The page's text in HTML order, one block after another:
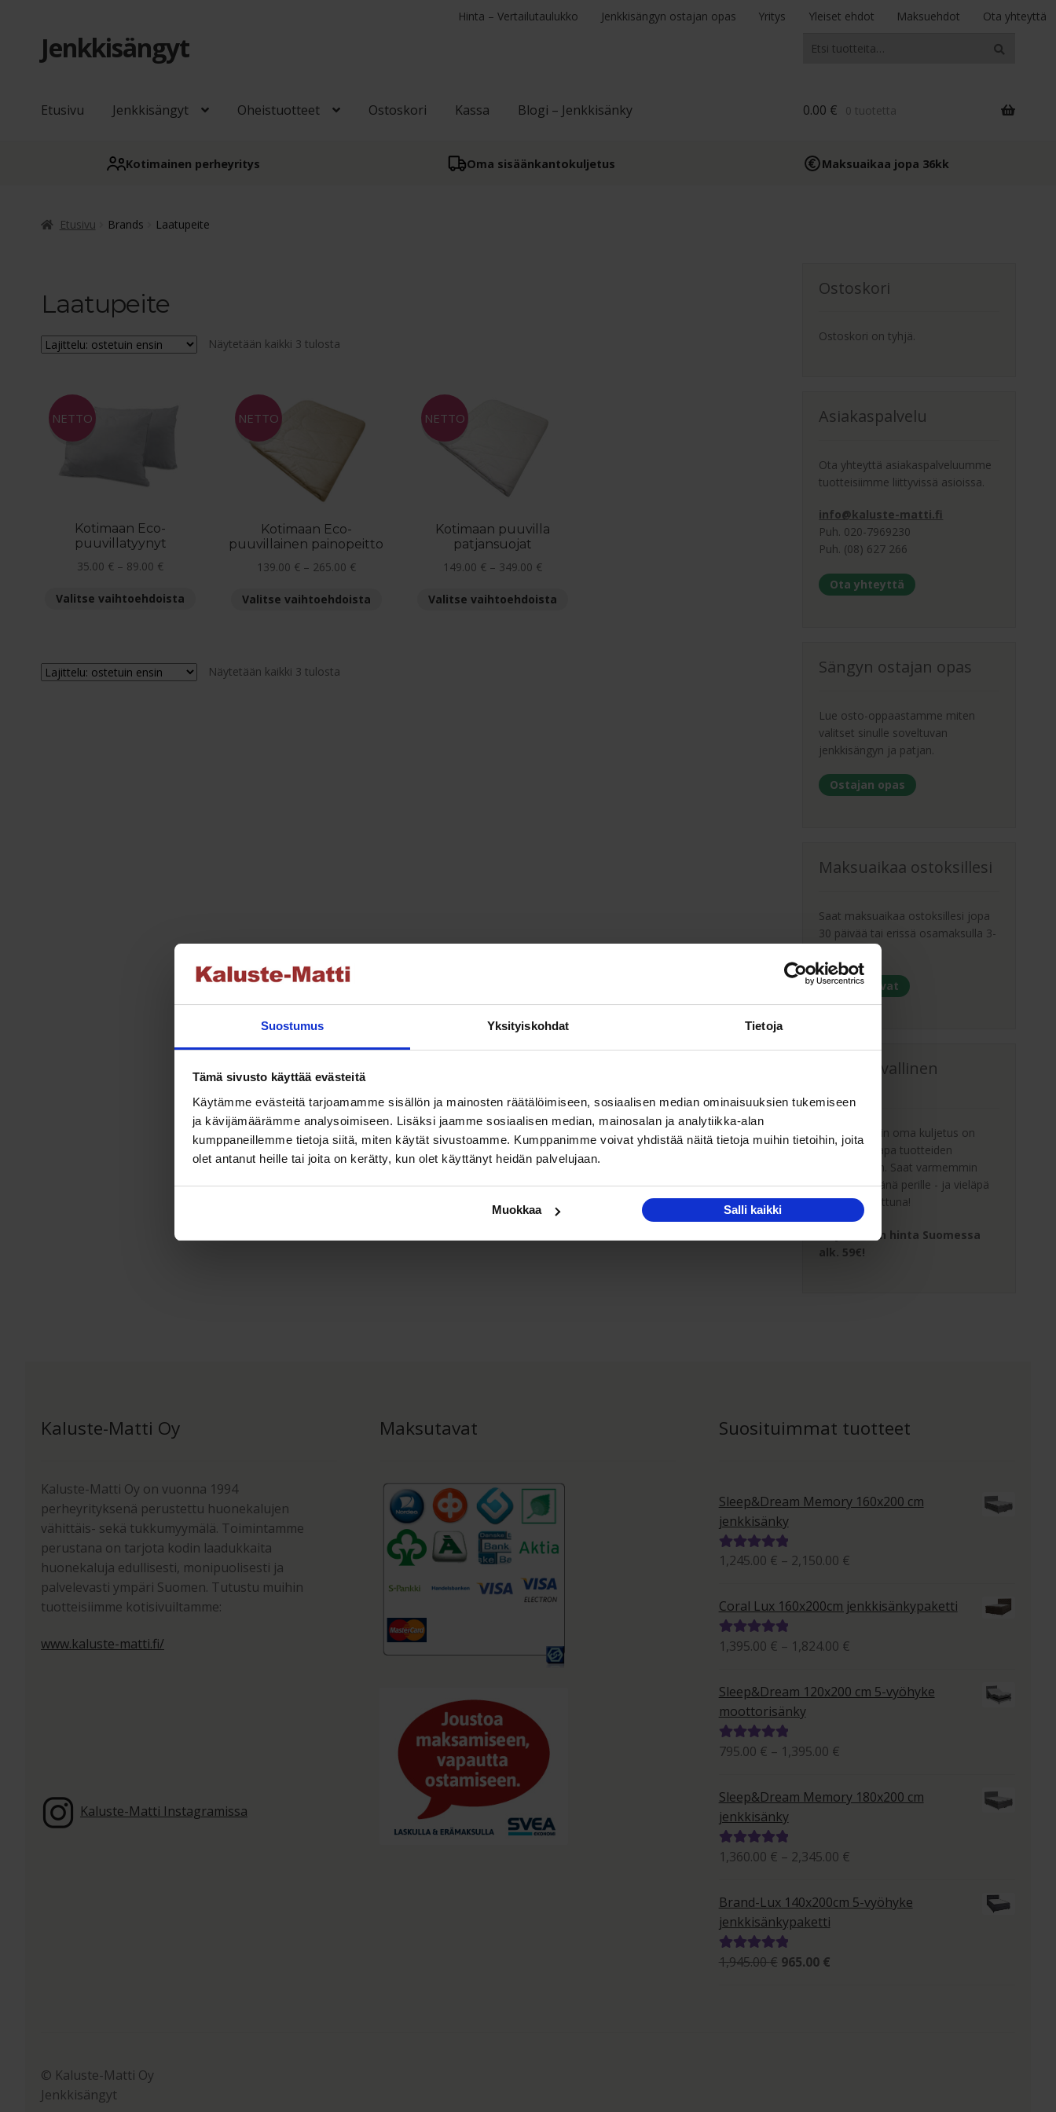
Suostumus Yksityiskohdat Tietoja
Tämä sivusto käyttää evästeitä
Käytämme evästeitä tarjoamamme sisällön ja mainosten räätälöimiseen, sosiaalisen median ominaisuuksien tukemiseen
ja kävijämäärämme analysoimiseen. Lisäksi jaamme sosiaalisen median, mainosalan ja analytiikka-alan
kumppaneillemme tietoja siitä, miten käytät sivustoamme. Kumppanimme voivat yhdistää näitä tietoja muihin tietoihin, joita
olet antanut heille tai joita on kerätty, kun olet käyttänyt heidän palvelujaan.
Muokkaa Salli kaikki
Siirry
navigointiin
Siirry
sisältöön
Jenkkisängyt
Hinta – Vertailutaulukko Jenkkisängyn ostajan opas Yritys Yleiset ehdot Maksuehdot
Ota yhteyttä
Haku
Etusivu Jenkkisängyt Oheistuotteet Ostoskori Kassa Blogi – Jenkkisänky 0.00 € 0 tuotetta
Kotimainen perheyritys Oma sisään­kantokuljetus Maksuaikaa jopa 36kk
Etusivu Brands Laatupeite
Laatupeite
Näytetään kaikki 3 tulosta
Kotimaan Eco-
puuvillatyynyt
NETTO
35.00 € – 89.00 €
-
Valitse vaihtoehdoista
muunnelma.
Voit
Kotimaan Eco-
puuvillainen painopeitto
NETTO
139.00 € – 265.00 €Hintaluokka:
-
Valitse vaihtoehdoista
Kotimaan puuvilla
patjansuojat
NETTO
149.00 € – 349.00 €Hintaluokka:
-
Valitse vaihtoehdoista
Näytetään kaikki 3 tulosta
Ostoskori
Ostoskori on tyhjä.
Asiakaspalvelu
Ota yhteyttä asiakaspalveluumme
tuotteisiimme liittyvissä asioissa.
info@kaluste-matti.fi
Puh. 020-7969230
Puh. (08) 627 266
Ota yhteyttä
Sängyn ostajan opas
Lue osto-oppaastamme miten
valitset sinulle soveltuvan
jenkkisängyn ja patjan.
Ostajan opas
Maksuaikaa ostoksillesi
Saat maksuaikaa ostoksillesi jopa
30 päivää tai erissä osamaksulla 3-
Maksutavat
Oma turvallinen
Kaluste-Matin oma kuljetus on
turvallinen tapa tuotteiden
toimitukseen. Saat varmemmin
tuotteet ehjänä perille - ja vieläpä
sisäänkannettuna!
Kuljetuksen hinta Suomessa
alk. 59€!
Kaluste-Matti Oy
Kaluste-Matti Oy on vuonna 1994
perheyrityksenä perustettu huonekalujen
vähittäis- sekä tukkumyymälä. Toimintamme
perustana on tarjota kodin laadukkaita
huonekaluja edullisesti, monipuolisesti ja
palvelevasti ympäri Suomen. Tutustu muihin
tuotteisiimme kotisivuiltamme:
www.kaluste-matti.fi/
Kaluste-Matti Instagramissa
Maksutavat Suosituimmat tuotteet
Sleep&Dream Memory 160x200 cm
jenkkisänky
Arvostelu
5.00
/ 5
1,245.00 € – 2,150.00 €Hintaluokka:
-
Coral Lux 160x200cm jenkkisänkypaketti
Arvostelu
5.00
/ 5
1,395.00 € – 1,824.00 €
-
1,824.00 €
Sleep&Dream 120x200 cm 5-vyöhyke
moottorisänky
Arvostelu
5.00
/ 5
795.00 € – 1,395.00 €
1,395.00 €
Sleep&Dream Memory 180x200 cm
jenkkisänky
Arvostelu
5.00
/ 5
1,360.00 € – 2,345.00 €
-
2,345.00 €
Brand-Lux 140x200cm 5-vyöhyke
jenkkisänkypaketti
Arvostelu
1,945.00€ Alkuperäinen
965.00 €Nykyinen
© Kaluste-Matti Oy
Jenkkisängyt